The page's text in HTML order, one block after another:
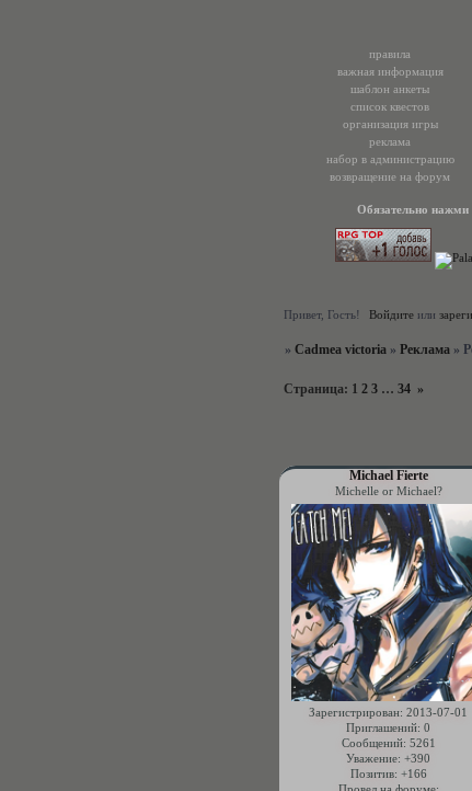
правила
важная информация
шаблон анкеты
список квестов
организация игры
реклама
набор в администрацию
возвращение на форум
Обязательно нажми
Привет, Гость! Войдитеили
» Cadmea victoria » Реклама »
Страница: 1 2 3 … 34 »
Michael Fierte
Michelle or Michael?
Зарегистрирован: 2013-07-01
Приглашений: 0
Сообщений: 5261
Уважение: +390
Позитив: +166